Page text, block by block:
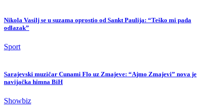
Nikola Vasilj se u suzama oprostio od Sankt Paulija: “Teško mi pada
odlazak”
Sport
Sarajevski muzičar Cunami Flo uz Zmajeve: “Ajmo Zmajevi” nova je
navijačka himna BiH
Showbiz